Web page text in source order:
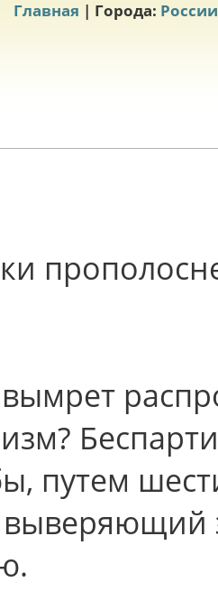
Главная | Города: России
путем
выверяющий